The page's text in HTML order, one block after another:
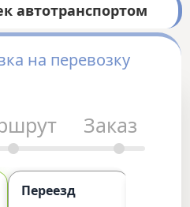
автотранспортом
на перевозку
Заказ
Переезд